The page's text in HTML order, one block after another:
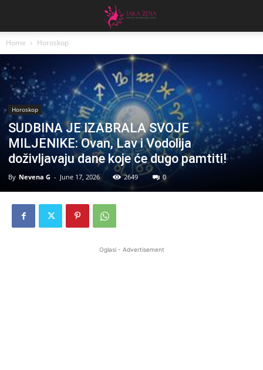
Home Horoskop
Horoskop
SUDBINA JE IZABRALA SVOJE
MILJENIKE: Ovan, Lav i Vodolija
doživljavaju dane koje će dugo pamtiti!
By Nevena G - June 17, 2026 2649 0
Oglasi - Advertisement